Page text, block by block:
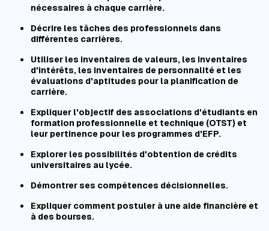
nécessaires à chaque carrière.
Décrire les tâches des professionnels dans
différentes carrières.
Utiliser les inventaires de valeurs, les inventaires
d'intérêts, les inventaires de personnalité et les
évaluations d'aptitudes pour la planification de
carrière.
Expliquer l'objectif des associations d'étudiants en
formation professionnelle et technique (OTST) et
leur pertinence pour les programmes d'EFP.
Explorer les possibilités d'obtention de crédits
universitaires au lycée.
Démontrer ses compétences décisionnelles.
Expliquer comment postuler à une aide financière et
à des bourses.